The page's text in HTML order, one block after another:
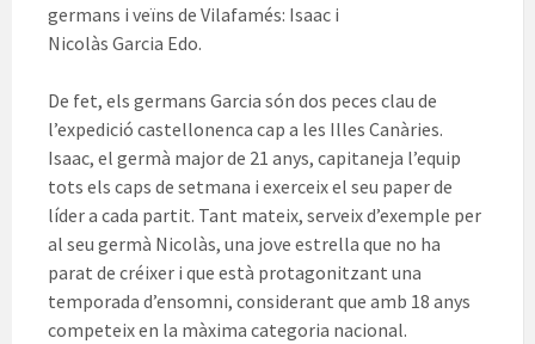
germans i veïns de Vilafamés: Isaac i
Nicolàs Garcia Edo.
De fet, els germans Garcia són dos peces clau de
l’expedició castellonenca cap a les Illes Canàries.
Isaac, el germà major de 21 anys, capitaneja l’equip
tots els caps de setmana i exerceix el seu paper de
líder a cada partit. Tant mateix, serveix d’exemple per
al seu germà Nicolàs, una jove estrella que no ha
parat de créixer i que està protagonitzant una
temporada d’ensomni, considerant que amb 18 anys
competeix en la màxima categoria nacional.